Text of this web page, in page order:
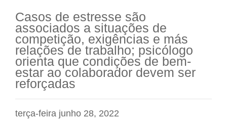
Casos de estresse são
associados a situações de
competição, exigências e más
relações de trabalho; psicólogo
orienta que condições de bem-
estar ao colaborador devem ser
reforçadas
terça-feira junho 28, 2022